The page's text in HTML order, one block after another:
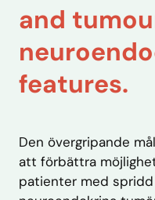
and
features.
Den övergripande
att förbättra
patienter med